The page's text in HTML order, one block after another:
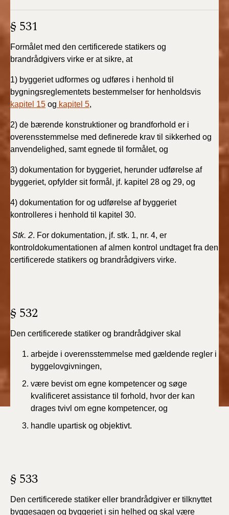
2023)
2022)
2022)
BR18 (1/1 - 30/6
2021)
BR18 (1/1-29/6
BR18 (1/7-31/12
BR18 (10/3-30/6
2020)
BR18 (4/7-31/12
BR18 (1/1-4/7 2019)
2018)
BR18 (1/1-30/6
2018)
Tidligere BR (1961-
2010)
§ 531
Formålet med den certificerede statikers og
brandrådgivers virke er at sikre, at
1) byggeriet udformes og udføres i henhold til
bygningsreglementets bestemmelser for henholdsvis
kapitel 15 og kapitel 5,
2) de bærende konstruktioner og brandforhold er i
overensstemmelse med definerede krav til sikkerhed og
anvendelighed, samt egnede til formålet, og
3) dokumentation for byggeriet, herunder udførelse af
byggeriet, opfylder sit formål, jf. kapitel 28 og 29, og
4) dokumentation for og udførelse af byggeriet
kontrolleres i henhold til kapitel 30.
Stk. 2. For dokumentation, jf. stk. 1, nr. 4, er
kontroldokumentationen af almen kontrol undtaget fra den
certificerede statikers og brandrådgivers virke.
§ 532
Den certificerede statiker og brandrådgiver skal
arbejde i overensstemmelse med gældende regler i
byggelovgivningen,
være bevist om egne kompetencer og søge
kvalificeret assistance til forhold, hvor der kan
drages tvivl om egne kompetencer, og
handle upartisk og objektivt.
§ 533
Den certificerede statiker eller brandrådgiver er tilknyttet
byggesagen og byggeriet i sin helhed og skal være